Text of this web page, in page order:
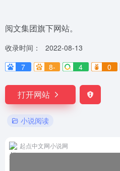
阅文集团旗下网站。
收录时间：
2022-08-13
7
8- 4 0
打开网站
小说阅读
起点中文网小说网